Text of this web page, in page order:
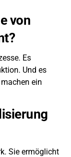
von
Es
Und es
ein
Sie ermöglicht